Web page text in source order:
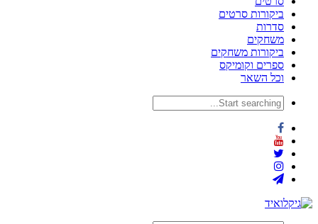
ביקורות סרטים
סדרות
משחקים
ביקורות משחקים
ספרים וקומיקס
וכל השאר